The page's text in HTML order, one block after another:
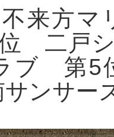
来方
二戸シ
ブ 第
ンサー